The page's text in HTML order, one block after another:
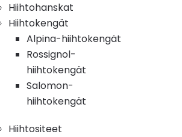
Hiihtohanskat
Hiihtokengät
Alpina-hiihtokengät
Rossignol-
hiihtokengät
Salomon-
hiihtokengät
Hiihtositeet